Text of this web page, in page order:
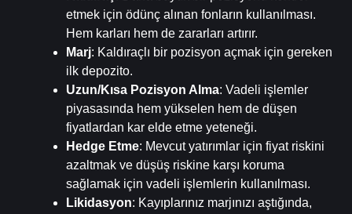
etmek için ödünç alınan fonların kullanılması.
Hem karları hem de zararları artırır.
Marj: Kaldıraçlı bir pozisyon açmak için gereken
ilk depozito.
Uzun/Kısa Pozisyon Alma: Vadeli işlemler
piyasasında hem yükselen hem de düşen
fiyatlardan kar elde etme yeteneği.
Hedge Etme: Mevcut yatırımlar için fiyat riskini
azaltmak ve düşüş riskine karşı koruma
sağlamak için vadeli işlemlerin kullanılması.
Likidasyon: Kayıplarınız marjınızı aştığında,